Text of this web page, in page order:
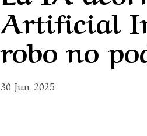
Artificial
robo no
30 Jun 2025